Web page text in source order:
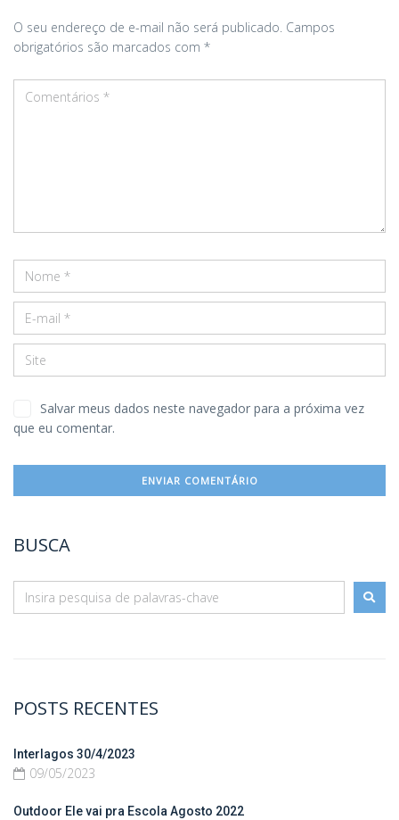
O seu endereço de e-mail não será publicado. Campos
obrigatórios são marcados com *
Salvar meus dados neste navegador para a próxima vez
que eu comentar.
BUSCA
POSTS RECENTES
Interlagos 30/4/2023
09/05/2023
Outdoor Ele vai pra Escola Agosto 2022